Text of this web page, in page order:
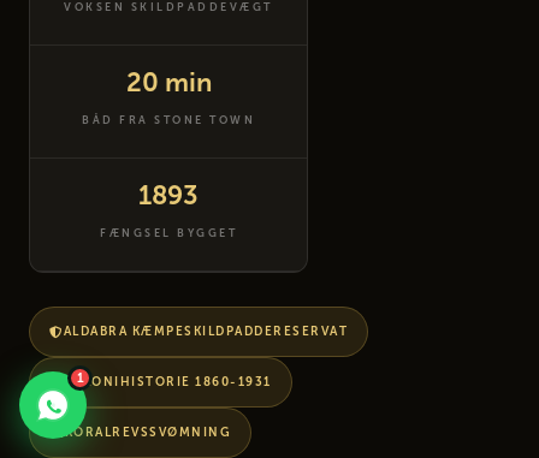
VOKSEN SKILDPADDEVÆGT
20 min
BÅD FRA STONE TOWN
1893
FÆNGSEL BYGGET
ALDABRA KÆMPESKILDPADDERESERVAT
KOLONIHISTORIE 1860-1931
KORALREVSSVØMNING
1